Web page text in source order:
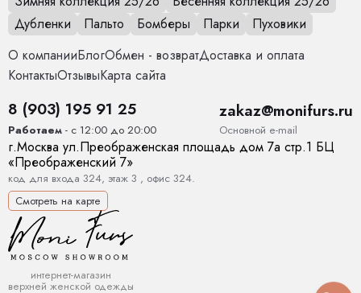
Дубленки
Пальто Бомберы Парки
Пуховики
О компанииБлогОбмен - возвратДоставка и оплата
КонтактыОтзывыКарта сайта
8 (903) 195 91 25
Работаем - с 12:00 до 20:00
zakaz@monifurs.ru
Основной е-mail
г.Москва ул.Преображенская площадь дом 7а стр.1 БЦ
«Преображенский 7»
код для входа 324, этаж 3 , офис 324.
Смотреть на карте
интернет-магазин
верхней женской одежды